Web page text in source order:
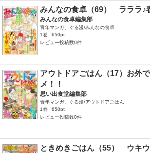
みんなの食卓（69） ラララ♪
みんなの食卓編集部
青年マンガ、ぐる漫/みんなの食卓
1巻
650pt
レビュー投稿数0件
アウトドアごはん（17）お外
メ！！
思い出食堂編集部
青年マンガ、ぐる漫/アウトドアごはん
1巻
650pt
レビュー投稿数0件
ときめきごはん（55） ウキ